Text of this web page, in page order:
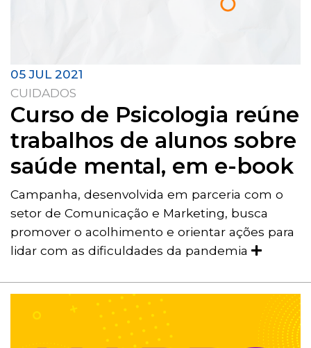
05 JUL 2021
CUIDADOS
Curso de Psicologia reúne
trabalhos de alunos sobre
saúde mental, em e-book
Campanha, desenvolvida em parceria com o
setor de Comunicação e Marketing, busca
promover o acolhimento e orientar ações para
lidar com as dificuldades da pandemia